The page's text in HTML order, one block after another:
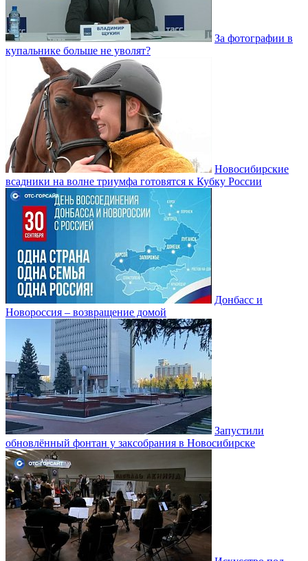
За фотографии в
купальнике больше не уволят?
Новосибирские
всадники на волне триумфа готовятся к Кубку России
Донбасс и
Новороссия – возвращение домой
Запустили
обновлённый фонтан у заксобрания в Новосибирске